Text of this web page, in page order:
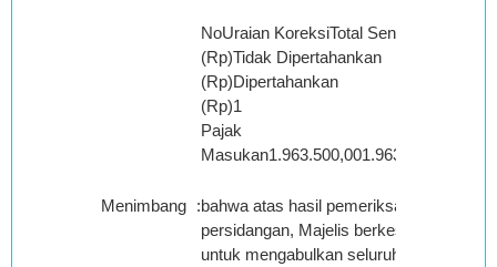
NoUraian KoreksiTotal Sengketa
(Rp)Tidak Dipertahankan
(Rp)Dipertahankan
(Rp)1
Pajak
Masukan1.963.500,001.963.500,000,00
Menimbang :bahwa atas hasil pemeriksaan dalam
persidangan, Majelis berkesimpulan
untuk mengabulkan seluruhnya